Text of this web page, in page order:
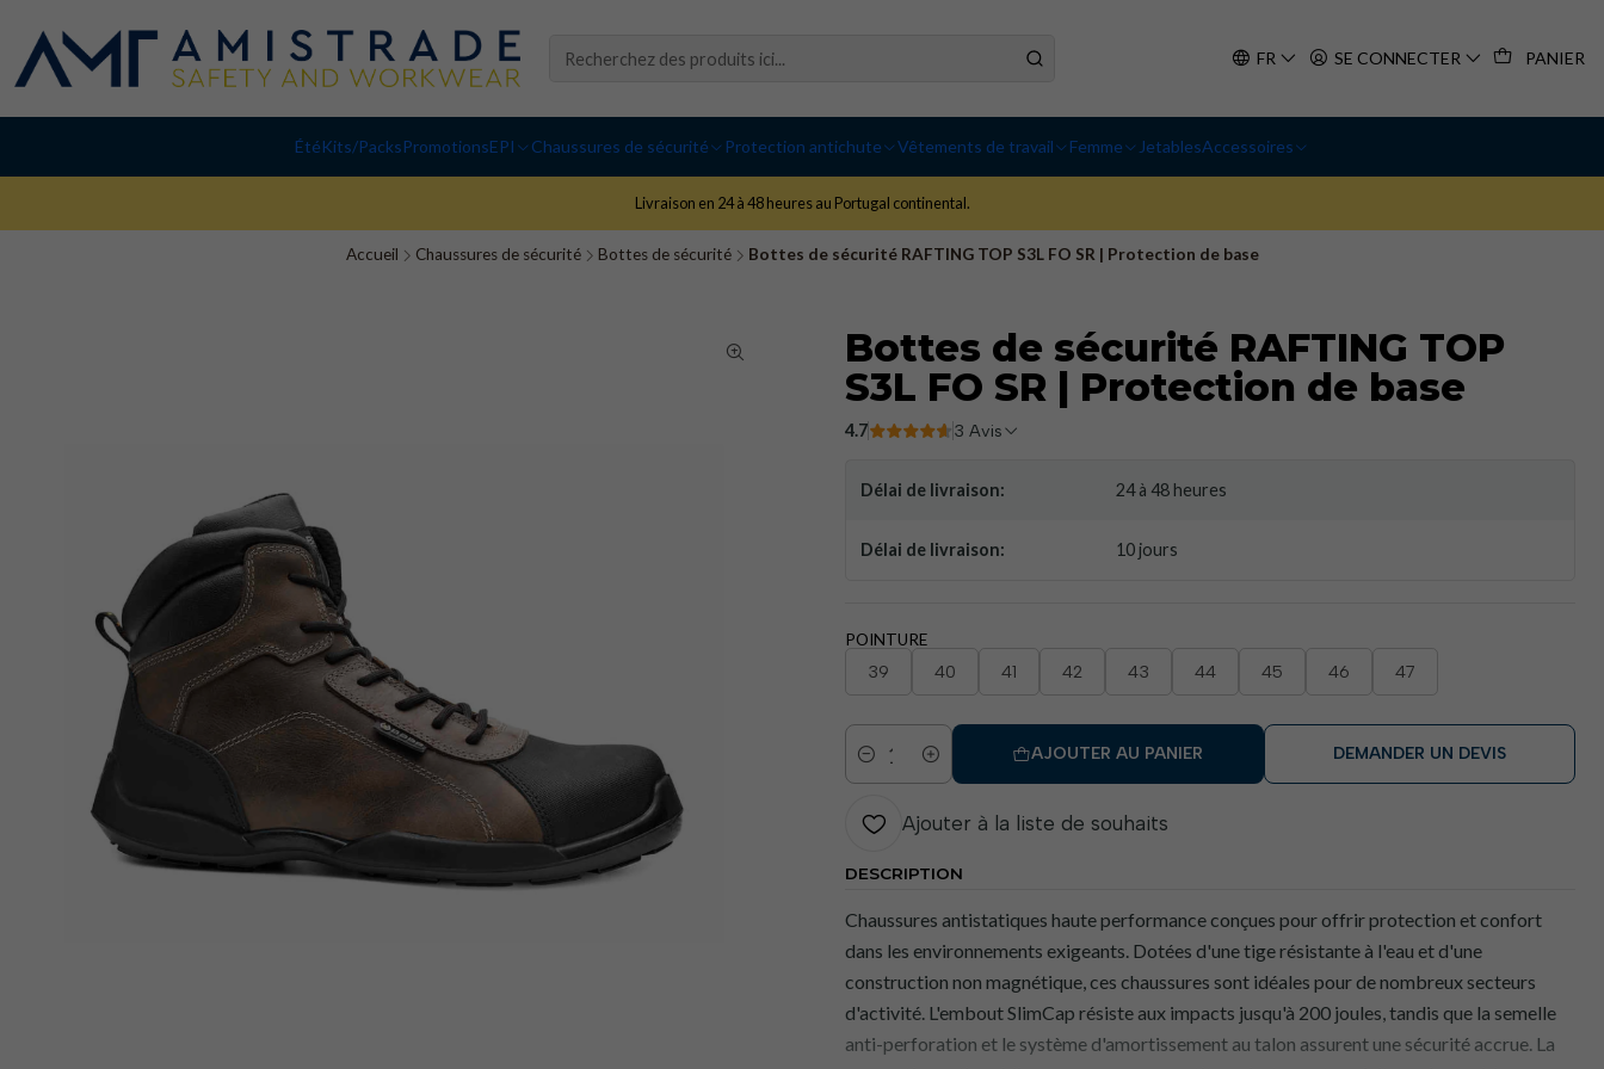
FR SE CONNECTER PANIER
ÉtéKits/PacksPromotionsEPI Chaussures de sécurité Protection antichute Vêtements de travail Femme JetablesAccessoires
Livraison en 24 à 48 heures au Portugal continental.
Accueil Chaussures de sécurité Bottes de sécurité Bottes de sécurité RAFTING TOP S3L FO SR | Protection de base
Bottes de sécurité RAFTING TOP
S3L FO SR | Protection de base
4.7 3 Avis
Délai de livraison: 24 à 48 heures
Délai de livraison: 10 jours
POINTURE
39 40 41 42 43 44 45 46 47
Quantité
AJOUTER AU PANIER DEMANDER UN DEVIS
Ajouter à la liste de souhaits
DESCRIPTION
Chaussures antistatiques haute performance conçues pour offrir protection et confort
dans les environnements exigeants. Dotées d'une tige résistante à l'eau et d'une
construction non magnétique, ces chaussures sont idéales pour de nombreux secteurs
d'activité. L'embout SlimCap résiste aux impacts jusqu'à 200 joules, tandis que la semelle
anti-perforation et le système d'amortissement au talon assurent une sécurité accrue. La